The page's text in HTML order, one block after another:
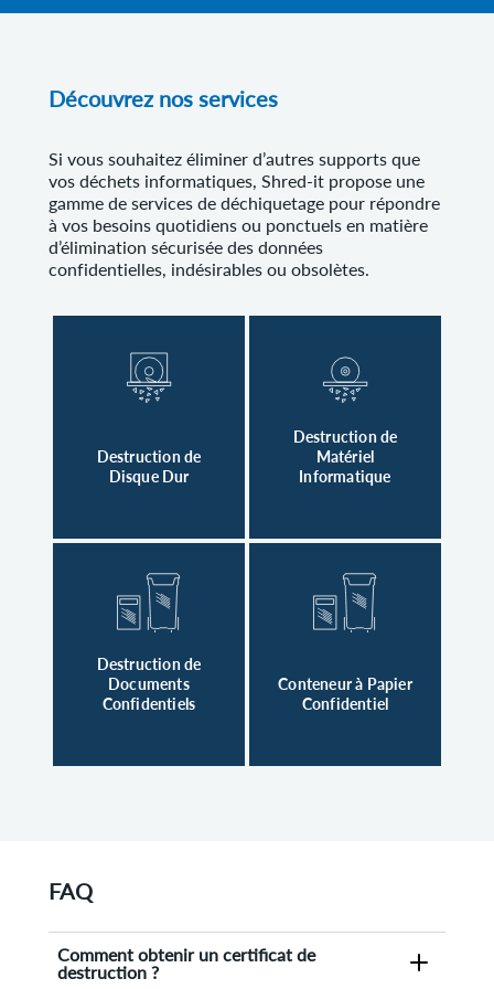
Découvrez nos services
Si vous souhaitez éliminer d’autres supports que
vos déchets informatiques, Shred-it propose une
gamme de services de déchiquetage pour répondre
à vos besoins quotidiens ou ponctuels en matière
d’élimination sécurisée des données
confidentielles, indésirables ou obsolètes.
Destruction de
Disque Dur
Destruction de
Matériel
Informatique
Destruction de
Documents
Confidentiels
Conteneur à Papier
Confidentiel
FAQ
Comment obtenir un certificat de
destruction ?